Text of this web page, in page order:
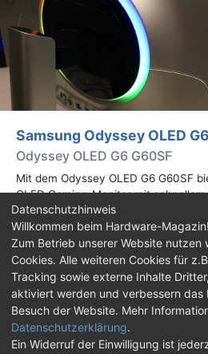
Samsung Odyssey OLED
Odyssey OLED G6 G60SF
Mit dem Odyssey OLED G6 G60SF
OLED Gaming-Monitor mit
WQHD-Auflösung an. Wir haben den
Herz und Nieren geprüft.
Impressum| Kontakt |Jobs
Consent‑Einstellungen |
Feed Facebook
Datenschutzhinweis
Willkommen beim Hardware-Magazin!
Zum Betrieb unserer Website
Cookies. Alle weiteren Cookies für
Tracking sowie externe Inhalte
aktiviert werden und verbessern das
Besuch der Website. Mehr
Datenschutzerklärung.
Ein Widerruf der Einwilligung ist